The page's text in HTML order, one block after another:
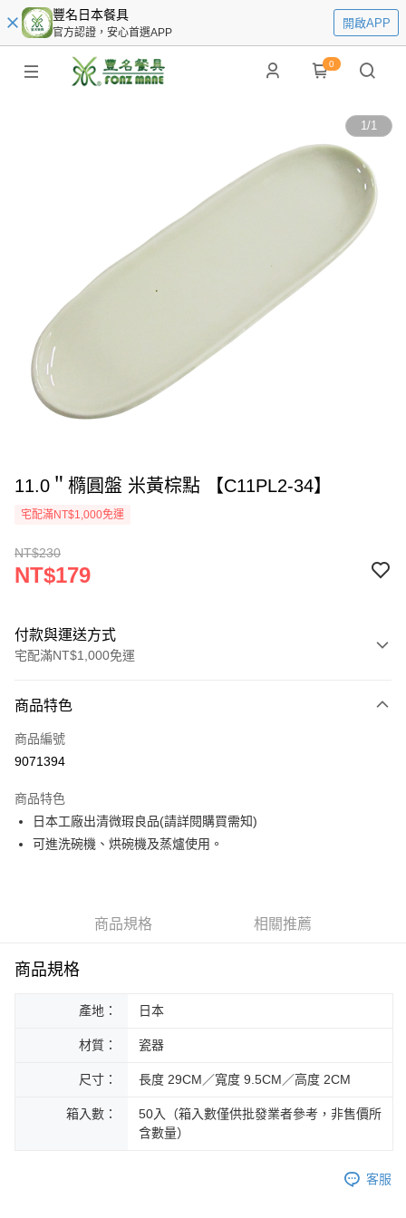
豐名日本餐具
官方認證，安心首選APP
開啟APP
0
1/1
11.0＂橢圓盤 米黃棕點 【C11PL2-34】
宅配滿NT$1,000免運
NT$230
NT$179
付款與運送方式
宅配滿NT$1,000免運
信用卡一次付款
LINE Pay
街口支付
悠遊付
運送方式
每筆NT$200，滿NT$1,000(含以上)免運費
黑貓外島宅配
每筆NT$360
商品特色
商品編號
9071394
商品特色
日本工廠出清微瑕良品(請詳閱購買需知)
可進洗碗機、烘碗機及蒸爐使用。
商品規格 相關推薦
商品規格
產地： 日本
材質： 瓷器
尺寸： 長度 29CM／寬度 9.5CM／高度 2CM
箱入數：
50入（箱入數僅供批發業者參考，非售價所
含數量）
客服